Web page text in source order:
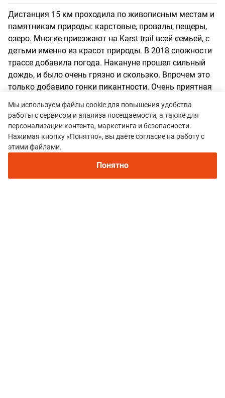
Дистанция 15 км проходила по живописным местам и
памятникам природы: карстовые, провалы, пещеры,
озеро. Многие приезжают на Karst trail всей семьей, с
детьми именно из красот природы. В 2018 сложности
трассе добавила погода. Накануне прошел сильный
дождь, и было очень грязно и скользко. Впрочем это
только добавило гонки пикантности. Очень приятная
материала на финише. Примерно на 7 км был пункт
питания, где можно было попить воды, перекусил
сушками, конфетами или орешками. После финиша
можно было попить горячего чаю с сушками. Ещё из
атмосферных фотографий. На Забега работали сразу
Мы используем файлы cookie для повышения удобства
работы с сервисом и анализа посещаемости, а также для
персонализации контента, маркетинга и безопасности.
Нажимая кнопку «Понятно», вы даёте согласие на работу с
этими файлами.
Понятно